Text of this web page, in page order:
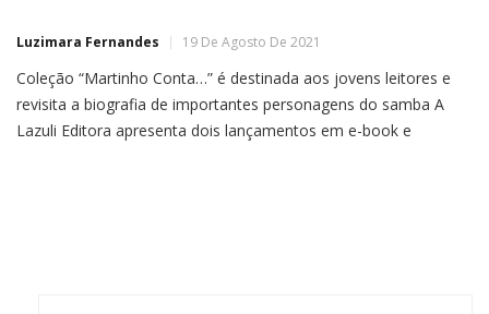
Luzimara Fernandes 19 De Agosto De 2021
Coleção “Martinho Conta…” é destinada aos jovens leitores e
revisita a biografia de importantes personagens do samba A
Lazuli Editora apresenta dois lançamentos em e-book e